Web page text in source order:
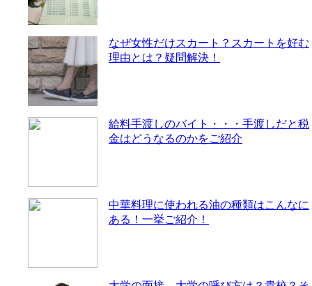
なぜ女性だけスカート？スカートを好む
理由とは？疑問解決！
給料手渡しのバイト・・・手渡しだと税
金はどうなるのかをご紹介
中華料理に使われる油の種類はこんなに
ある！一挙ご紹介！